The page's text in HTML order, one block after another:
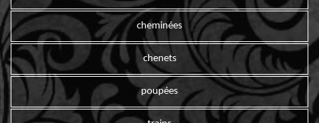
cheminées
chenets
poupées